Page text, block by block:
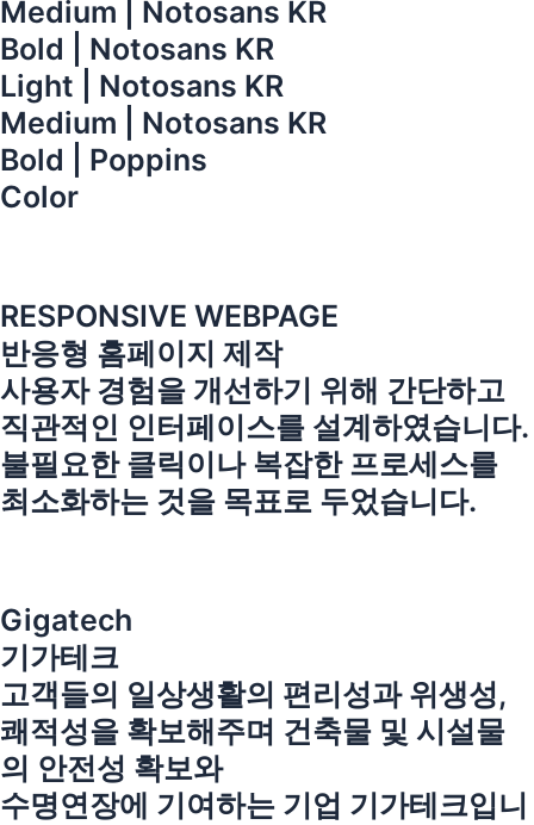
Medium | Notosans KR
Bold | Notosans KR
Light | Notosans KR
Medium | Notosans KR
Bold | Poppins
Color
RESPONSIVE WEBPAGE
반응형 홈페이지 제작
사용자 경험을 개선하기 위해 간단하고
직관적인 인터페이스를 설계하였습니다.
불필요한 클릭이나 복잡한 프로세스를
최소화하는 것을 목표로 두었습니다.
Gigatech
기가테크
고객들의 일상생활의 편리성과 위생성,
쾌적성을 확보해주며 건축물 및 시설물
의 안전성 확보와
수명연장에 기여하는 기업 기가테크입니